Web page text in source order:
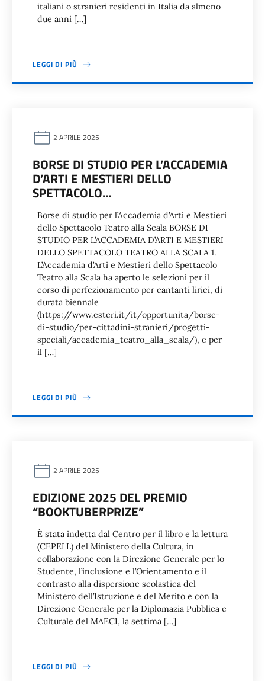
italiani o stranieri residenti in Italia da almeno
due anni […]
LEGGI DI PIÙ
2 APRILE 2025
BORSE DI STUDIO PER L’ACCADEMIA
D’ARTI E MESTIERI DELLO
SPETTACOLO…
Borse di studio per l’Accademia d’Arti e Mestieri
dello Spettacolo Teatro alla Scala BORSE DI
STUDIO PER L’ACCADEMIA D’ARTI E MESTIERI
DELLO SPETTACOLO TEATRO ALLA SCALA 1.
L’Accademia d’Arti e Mestieri dello Spettacolo
Teatro alla Scala ha aperto le selezioni per il
corso di perfezionamento per cantanti lirici, di
durata biennale
(https://www.esteri.it/it/opportunita/borse-
di-studio/per-cittadini-stranieri/progetti-
speciali/accademia_teatro_alla_scala/), e per
il […]
LEGGI DI PIÙ
2 APRILE 2025
EDIZIONE 2025 DEL PREMIO
“BOOKTUBERPRIZE”
È stata indetta dal Centro per il libro e la lettura
(CEPELL) del Ministero della Cultura, in
collaborazione con la Direzione Generale per lo
Studente, l’inclusione e l’Orientamento e il
contrasto alla dispersione scolastica del
Ministero dell’Istruzione e del Merito e con la
Direzione Generale per la Diplomazia Pubblica e
Culturale del MAECI, la settima […]
LEGGI DI PIÙ